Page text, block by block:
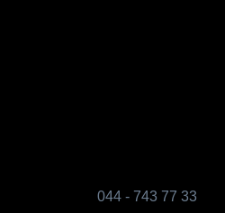
044 - 743 77 33